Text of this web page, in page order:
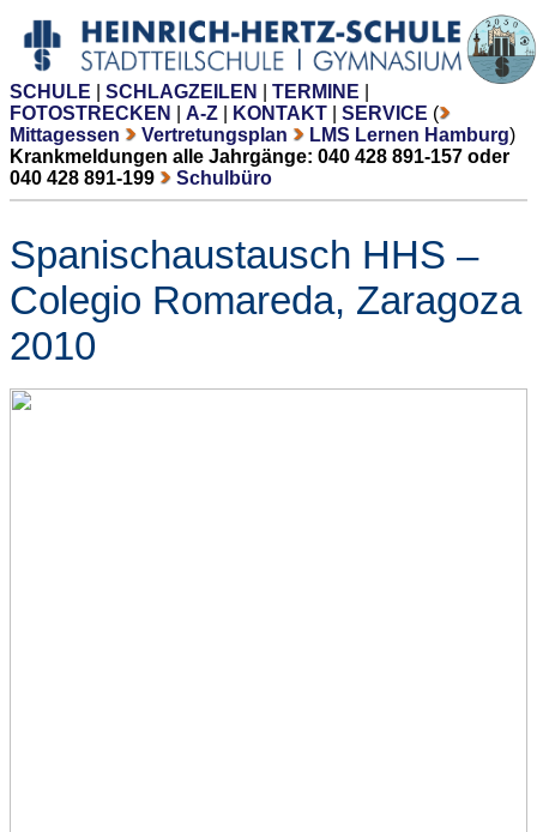
SCHULE SCHLAGZEILEN TERMINE
FOTOSTRECKEN
A-Z KONTAKT SERVICE (
Mittagessen
Vertretungsplan LMS Lernen Hamburg)
Krankmeldungen alle Jahrgänge: 040 428 891-157 oder
040 428 891-199
Schulbüro
Spanischaustausch HHS –
Colegio Romareda, Zaragoza
2010